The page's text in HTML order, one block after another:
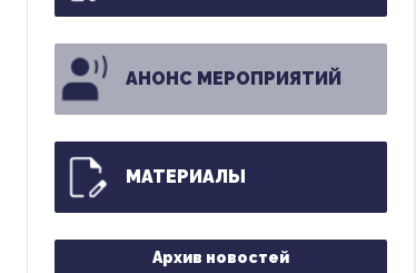
АНОНС МЕРОПРИЯТИЙ
МАТЕРИАЛЫ
Архив новостей